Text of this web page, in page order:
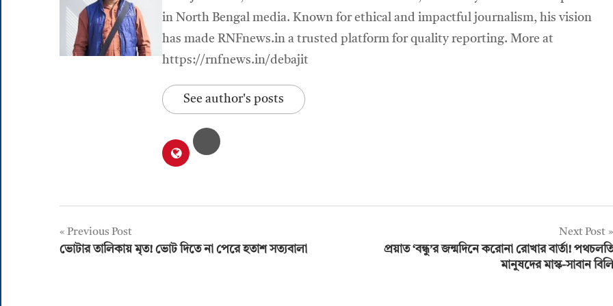
in North Bengal media. Known for ethical and impactful journalism, his vision
has made RNFnews.in a trusted platform for quality reporting. More at
https://rnfnews.in/debajit
See author's posts
Post
navigation
Previous Post
ভোটার তালিকায় মৃত! ভোট দিতে না পেরে হতাশ সত্যবালা
Next Post
প্রয়াত ‘বন্ধু’র জন্মদিনে করোনা রোখার বার্তা! পথচলতি
মানুষদের মাস্ক-সাবান বিলি